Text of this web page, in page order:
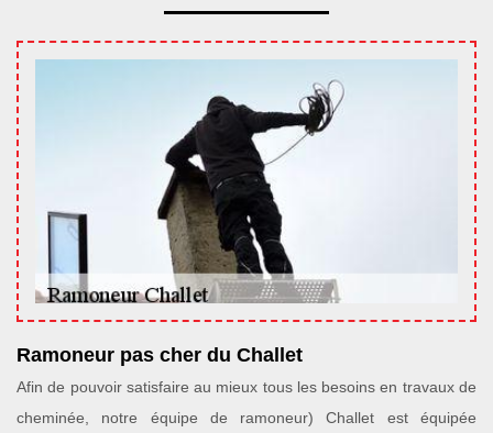
Ramoneur pas cher du Challet
Afin de pouvoir satisfaire au mieux tous les besoins en travaux de
cheminée, notre équipe de ramoneur) Challet est équipée